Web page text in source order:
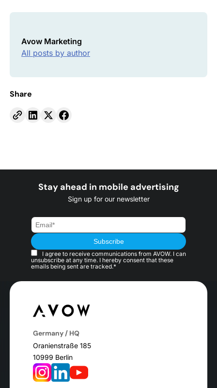
Avow Marketing
All posts by author
Share
Stay ahead in mobile advertising
Sign up for our newsletter
I agree to receive communications from AVOW. I can
unsubscribe at any time. I hereby consent that these
emails being sent are tracked.*
Germany / HQ
Oranienstraße 185
10999 Berlin